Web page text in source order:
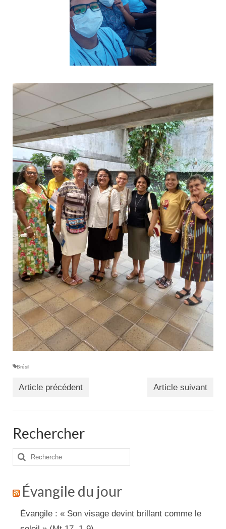
Brésil
Article précédent Article suivant
Rechercher
Rechercher
:
Évangile du jour
Évangile : « Son visage devint brillant comme le